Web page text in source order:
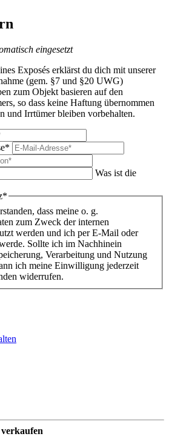
eingesetzt
Exposés erklärst du dich mit unserer
(gem. §7 und §20 UWG)
zum Objekt basieren auf den
so dass keine Haftung übernommen
und Irrtümer bleiben vorbehalten.
*
Was ist die
*
dass meine o. g.
zum Zweck der internen
werden und ich per E-Mail oder
Sollte ich im Nachhinein
Verarbeitung und Nutzung
ich meine Einwilligung jederzeit
widerrufen.